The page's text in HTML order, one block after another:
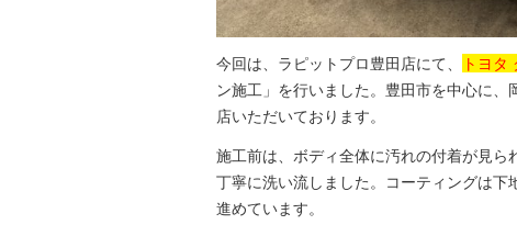
今回は、ラピットプロ豊田店にて、 トヨタ
ン施工」を行いました。豊田市を中心に
店いただいております。
施工前は、ボディ全体に汚れの付着が見
丁寧に洗い流しました。コーティングは
進めています。